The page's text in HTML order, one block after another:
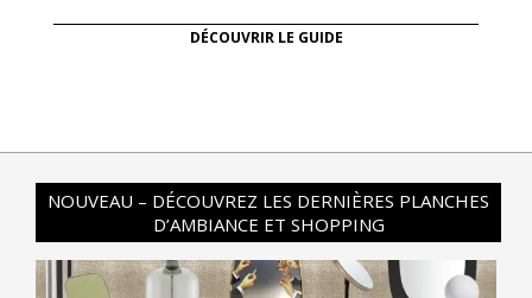
DÉCOUVRIR LE GUIDE
NOUVEAU – DÉCOUVREZ LES DERNIÈRES PLANCHES
D’AMBIANCE ET SHOPPING